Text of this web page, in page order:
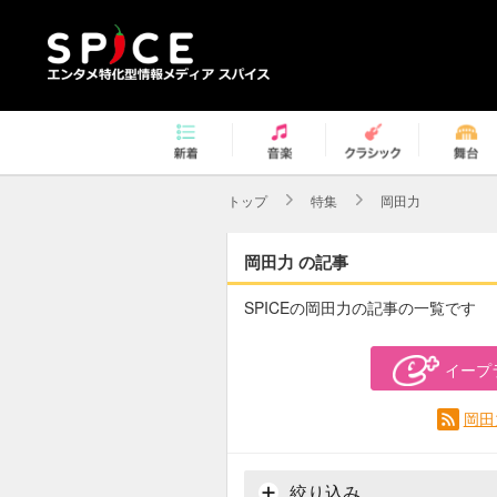
トップ 特集 岡田力
岡田力 の記事
SPICEの岡田力の記事の一覧です
イープ
岡